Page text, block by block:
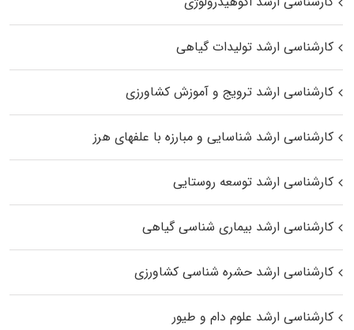
کارشناسی ارشد تولیدات گیاهی
کارشناسی ارشد ترویج و آموزش کشاورزی
کارشناسی ارشد شناسایی و مبارزه با علفهای هرز
کارشناسی ارشد توسعه روستایی
کارشناسی ارشد بیماری‌ شناسی گیاهی
کارشناسی ارشد حشره‌ شناسی کشاورزی
کارشناسی ارشد علوم دام و طیور